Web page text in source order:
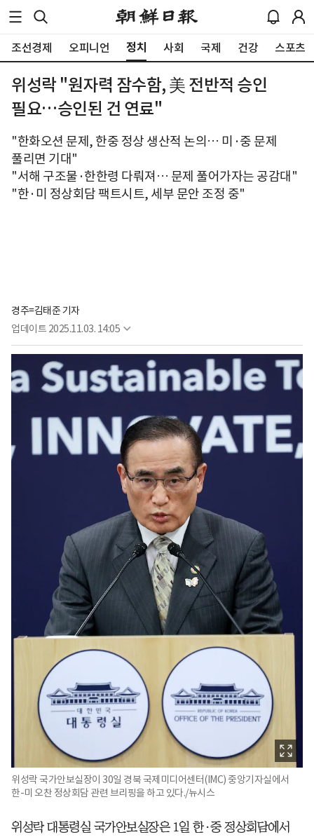
조선경제 오피니언 정치 사회 국제 건강 스포츠
위성락 "원자력 잠수함, 美 전반적 승인
필요…승인된 건 연료"
"한화오션 문제, 한중 정상 생산적 논의… 미·중 문제
풀리면 기대"
"서해 구조물·한한령 다뤄져… 문제 풀어가자는 공감대"
"한·미 정상회담 팩트시트, 세부 문안 조정 중"
경주=김태준 기자
업데이트 2025.11.03. 14:05
위성락 국가안보실장이 30일 경북 국제미디어센터(IMC) 중앙기자실에서
한-미 오찬 정상회담 관련 브리핑을 하고 있다./뉴시스
위성락 대통령실 국가안보실장은 1일 한·중 정상회담에서